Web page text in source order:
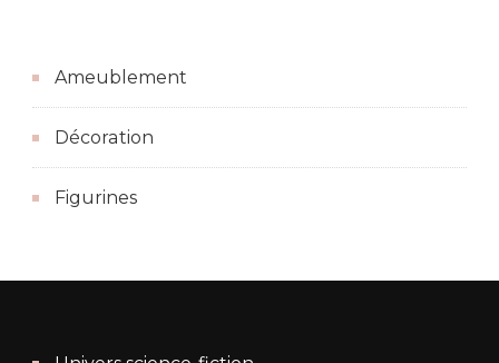
Ameublement
Décoration
Figurines